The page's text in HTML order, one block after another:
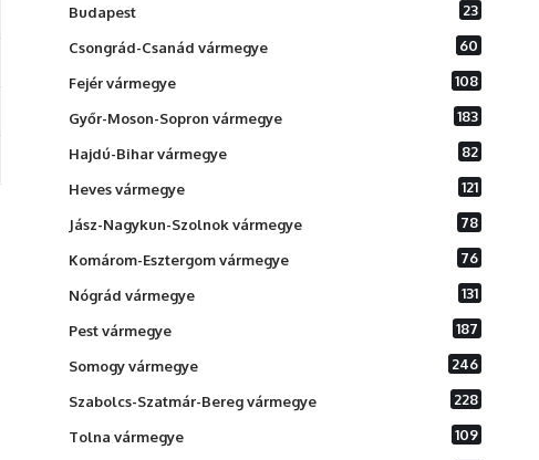
Budapest 23
Csongrád-Csanád vármegye 60
Fejér vármegye 108
Győr-Moson-Sopron vármegye 183
Hajdú-Bihar vármegye 82
Heves vármegye 121
Jász-Nagykun-Szolnok vármegye 78
Komárom-Esztergom vármegye 76
Nógrád vármegye 131
Pest vármegye 187
Somogy vármegye 246
Szabolcs-Szatmár-Bereg vármegye 228
Tolna vármegye 109